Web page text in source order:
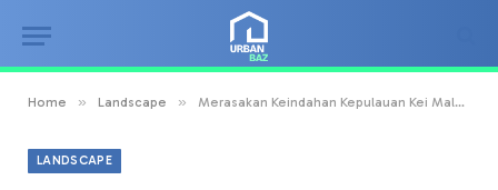
Home » Landscape » Merasakan Keindahan Kepulauan Kei Maluku Tenggara
LANDSCAPE